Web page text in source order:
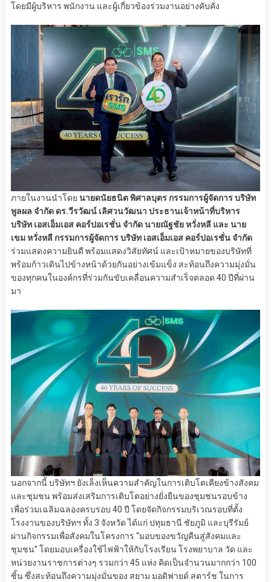
โดยมีผู้บริหาร พนักงาน และผู้เกี่ยวข้องร่วมงานอย่างคับคั่ง
ภายในงานนำโดย นายดนัยธนิต พิศาลบุตร กรรมการผู้จัดการ บริษัท
พูลผล จำกัด ดร.วีรวัฒน์ เลิศวนวัฒนา ประธานเจ้าหน้าที่บริหาร
บริษัท เอสเอ็มเอส คอร์ปอเรชั่น จำกัด นายณัฐชัย หวั่งหลี และ นาย
เขม หวั่งหลี กรรมการผู้จัดการ บริษัท เอสเอ็มเอส คอร์ปอเรชั่น จำกัด
ร่วมแสดงความยินดี พร้อมแสดงวิสัยทัศน์ และเป้าหมายของบริษัทที่
พร้อมก้าวเดินไปข้างหน้าด้วยกันอย่างเข้มแข็ง สะท้อนถึงความมุ่งมั่น
ของทุกคนในองค์กรที่ร่วมกันขับเคลื่อนความสำเร็จตลอด 40 ปีที่ผ่าน
มา
นอกจากนี้ บริษัทฯ ยังเล็งเห็นความสำคัญในการเติบโตเคียงข้างสังคม
และชุมชน พร้อมส่งเสริมการเติบโตอย่างยั่งยืนของชุมชนรอบข้าง
เพื่อร่วมเฉลิมฉลองครบรอบ 40 ปี โดยจัดกิจกรรมบริเวณรอบที่ตั้ง
โรงงานของบริษัทฯ ทั้ง 3 จังหวัด ได้แก่ ปทุมธานี ชัยภูมิ และบุรีรัมย์
ผ่านกิจกรรมเพื่อสังคมในโครงการ “มอบของขวัญคืนสู่สังคมและ
ชุมชน” โดยมอบเครื่องใช้ไฟฟ้าให้กับโรงเรียน โรงพยาบาล วัด และ
หน่วยงานราชการต่างๆ รวมกว่า 45 แห่ง คิดเป็นจำนวนมากกว่า 100
ชิ้น ซึ่งสะท้อนถึงความมุ่งมั่นของ สยาม มอดิฟายด์ สตาร์ช ในการ